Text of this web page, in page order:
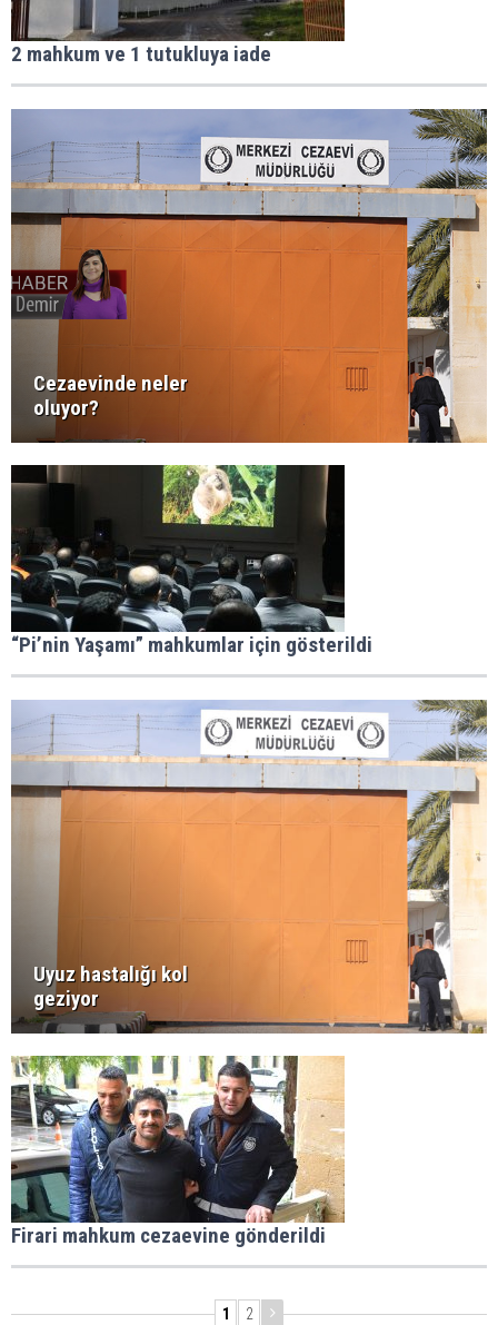
2 mahkum ve 1 tutukluya iade
Cezaevinde neler
oluyor?
“Pi’nin Yaşamı” mahkumlar için gösterildi
Uyuz hastalığı kol
geziyor
Firari mahkum cezaevine gönderildi
1 2